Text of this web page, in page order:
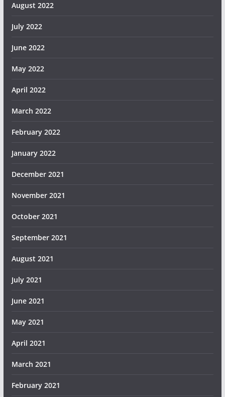
August 2022
July 2022
June 2022
May 2022
April 2022
March 2022
February 2022
January 2022
December 2021
November 2021
October 2021
September 2021
August 2021
July 2021
June 2021
May 2021
April 2021
March 2021
February 2021